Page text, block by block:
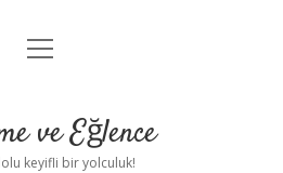
Anasayfa
Uyarı
menüyü
ve Eğlence
keyifli bir yolculuk!